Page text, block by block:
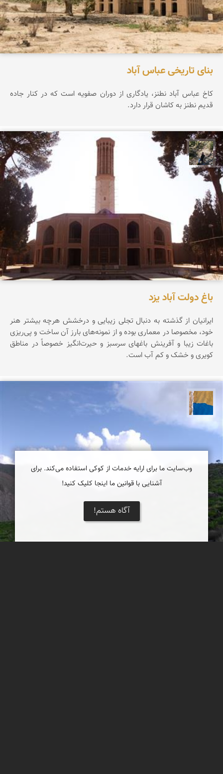
بنای تاریخی عباس آباد
کاخ عباس آباد نطنز، یادگاری از دوران صفویه است که در کنار جاده
قدیم نطنز به کاشان قرار دارد.
مونا سلطانی
باغ دولت آباد یزد
ایرانیان از گذشته به دنبال تجلی زیبایی و درخشش هرچه بیشتر هنر
خود، مخصوصا در معماری بوده و از نمونه‌های بارز آن ساخت و پی‌ریزی
باغات زیبا و آفرینش باغهای سرسبز و حیرت‌انگیز خصوصاً در مناطق
کویری و خشک و کم آب است.
وب‌سایت ما برای ارایه خدمات از کوکی استفاده می‌کند. برای
آشنایی با قوانین ما اینجا کلیک کنید!
آگاه هستم!